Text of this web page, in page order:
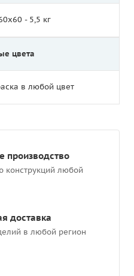
- 5,5 кг
цвета
в любой цвет
производство
конструкций любой
доставка
в любой регион